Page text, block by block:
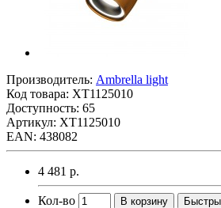
Производитель: Ambrella light
Код товара: XT1125010
Доступность: 65
Артикул: XT1125010
EAN: 438082
4 481 р.
Кол-во В корзину